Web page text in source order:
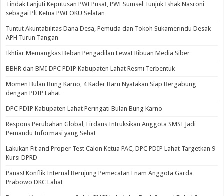
Tindak Lanjuti Keputusan PWI Pusat, PWI Sumsel Tunjuk Ishak Nasroni
sebagai Plt Ketua PWI OKU Selatan
Tuntut Akuntabilitas Dana Desa, Pemuda dan Tokoh Sukamerindu Desak
APH Turun Tangan
Ikhtiar Memangkas Beban Pengadilan Lewat Ribuan Media Siber
BBHR dan BMI DPC PDIP Kabupaten Lahat Resmi Terbentuk
Momen Bulan Bung Karno, 4 Kader Baru Nyatakan Siap Bergabung
dengan PDIP Lahat
DPC PDIP Kabupaten Lahat Peringati Bulan Bung Karno
Respons Perubahan Global, Firdaus Intruksikan Anggota SMSI Jadi
Pemandu Informasi yang Sehat
Lakukan Fit and Proper Test Calon Ketua PAC, DPC PDIP Lahat Targetkan 9
Kursi DPRD
Panas! Konflik Internal Berujung Pemecatan Enam Anggota Garda
Prabowo DKC Lahat